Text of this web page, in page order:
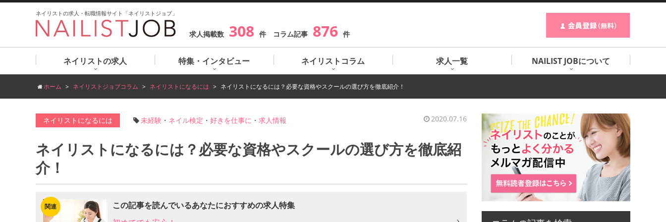
ネイリストの求人・転職情報サイト「ネイリストジョブ」
求人掲載数 308 件 コラム記事 876 件
ネイリストの求人 特集・インタビュー ネイリストコラム 求人一覧 NAILIST JOBについて
ホーム ネイリストジョブコラム ネイリストになるには ネイリストになるには？必要な資格やスクールの選び方を徹底紹介！
ネイリストになるには 未経験 ・ ネイル検定 ・ 好きを仕事に ・ 求人情報 2020.07.16
ネイリストになるには？必要な資格やスクールの選び方を徹底紹
介！
関連
この記事を読んでいるあなたにおすすめの求人特集